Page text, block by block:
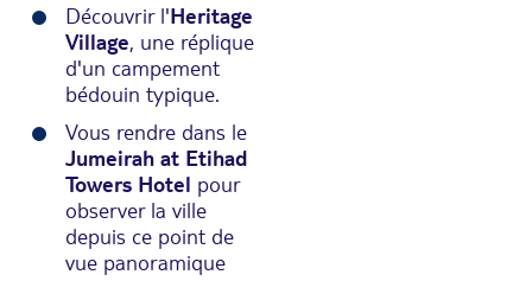
Découvrir l'Heritage
Village, une réplique
d'un campement
bédouin typique.
Vous rendre dans le
Jumeirah at Etihad
Towers Hotel pour
observer la ville
depuis ce point de
vue panoramique